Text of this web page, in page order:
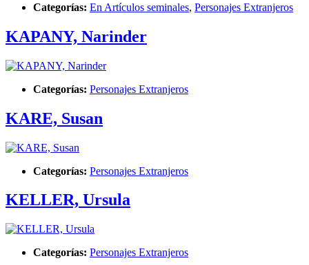
Categorías: En Artículos seminales, Personajes Extranjeros
KAPANY, Narinder
Categorías: Personajes Extranjeros
KARE, Susan
Categorías: Personajes Extranjeros
KELLER, Ursula
Categorías: Personajes Extranjeros